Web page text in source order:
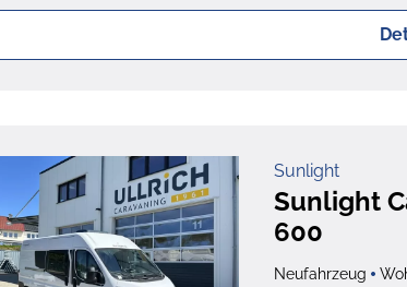
Sunlight
Sunlight
600
Neufahrzeug